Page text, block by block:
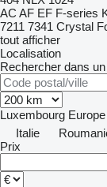
AC AF EF F-series
7211 7341 Crystal
tout afficher
Localisation
Rechercher dans
Luxembourg Europe
Italie
Prix